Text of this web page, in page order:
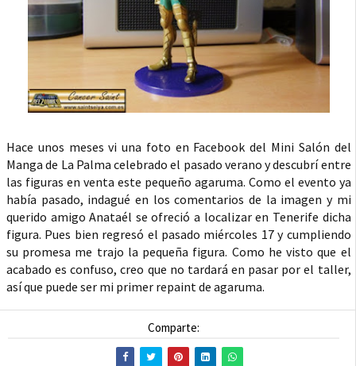
Hace unos meses vi una foto en Facebook del Mini Salón del
Manga de La Palma celebrado el pasado verano y descubrí entre
las figuras en venta este pequeño agaruma. Como el evento ya
había pasado, indagué en los comentarios de la imagen y mi
querido amigo Anataél se ofreció a localizar en Tenerife dicha
figura. Pues bien regresó el pasado miércoles 17 y cumpliendo
su promesa me trajo la pequeña figura. Como he visto que el
acabado es confuso, creo que no tardará en pasar por el taller,
así que puede ser mi primer repaint de agaruma.
Comparte: